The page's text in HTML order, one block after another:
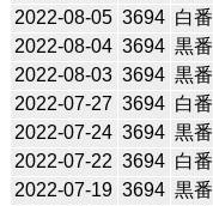
2022-08-05 3694 白番
2022-08-04 3694 黒番
2022-08-03 3694 黒番
2022-07-27 3694 白番
2022-07-24 3694 黒番
2022-07-22 3694 白番
2022-07-19 3694 黒番